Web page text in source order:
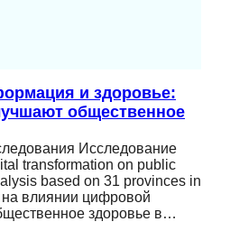
и здоровье:
общественное
Исследование
transformation on public
based on 31 provinces in
влиянии цифровой
здоровье в…